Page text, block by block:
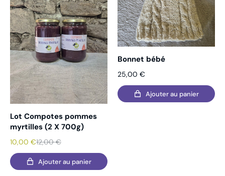
Lot Compotes pommes
myrtilles (2 X 700g)
12,00€
10,00 €
Ajouter au panier
Bonnet bébé
25,00 €
Ajouter au panier